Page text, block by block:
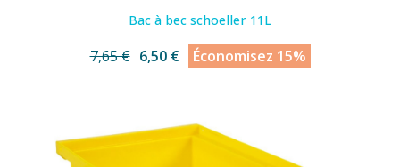
Bac à bec schoeller 11L
7,65 € 6,50 € Économisez 15%